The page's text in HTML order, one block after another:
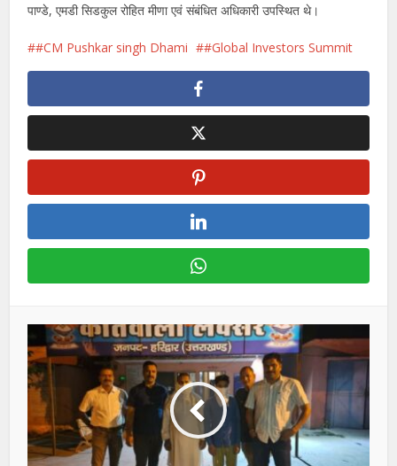
पाण्डे, एमडी सिडकुल रोहित मीणा एवं संबंधित अधिकारी उपस्थित थे।
#CM Pushkar singh Dhami #Global Investors Summit